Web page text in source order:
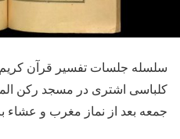
سلسله جلسات تفسیر قرآن
کلباسی اشتری در مسجد رکن
جمعه بعد از نماز مغرب و عشاء